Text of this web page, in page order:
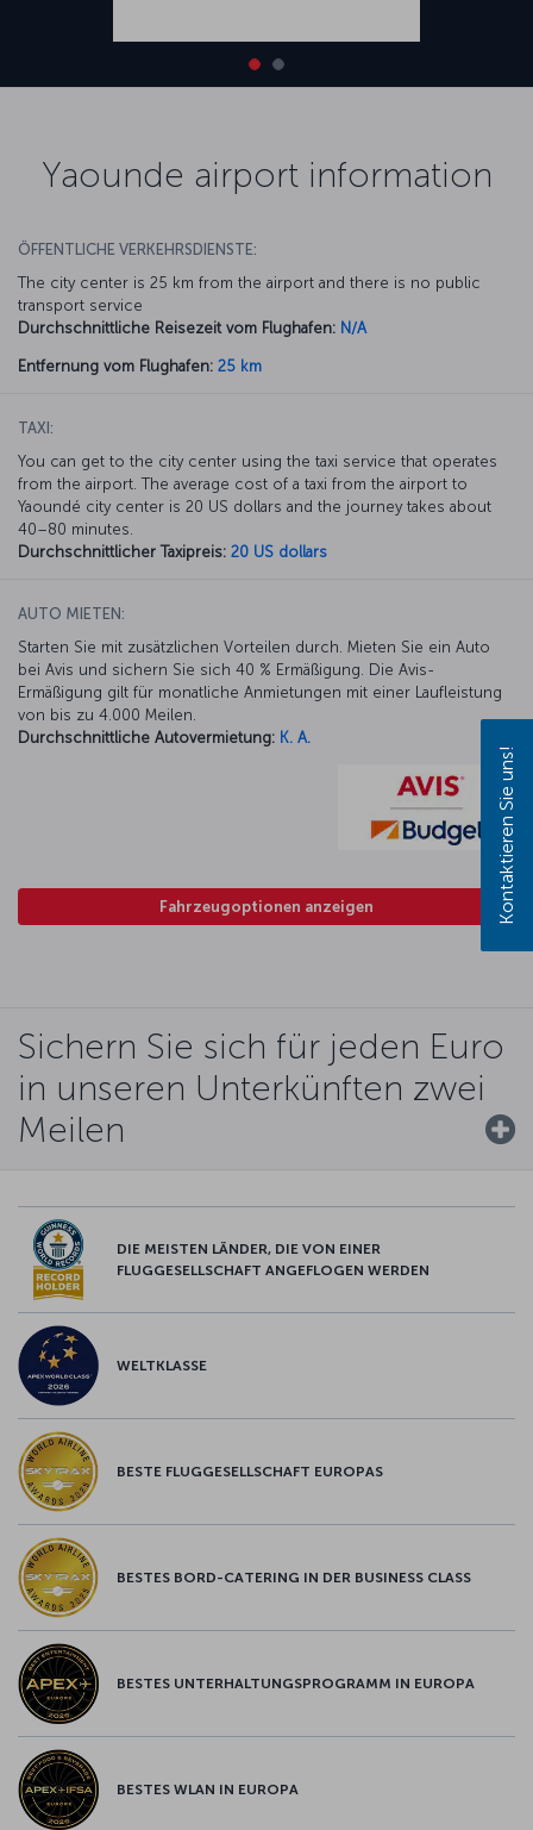
Yaounde airport information
ÖFFENTLICHE VERKEHRSDIENSTE:
The city center is 25 km from the airport and there is no public
transport service
Durchschnittliche Reisezeit vom Flughafen: N/A
Entfernung vom Flughafen: 25 km
TAXI:
You can get to the city center using the taxi service that operates
from the airport. The average cost of a taxi from the airport to
Yaoundé city center is 20 US dollars and the journey takes about
40–80 minutes.
Durchschnittlicher Taxipreis: 20 US dollars
AUTO MIETEN:
Starten Sie mit zusätzlichen Vorteilen durch. Mieten Sie ein Auto
bei Avis und sichern Sie sich 40 % Ermäßigung. Die Avis-
Ermäßigung gilt für monatliche Anmietungen mit einer Laufleistung
von bis zu 4.000 Meilen.
Durchschnittliche Autovermietung: K. A.
Fahrzeugoptionen anzeigen
Sichern Sie sich für jeden Euro
in unseren Unterkünften zwei
Meilen
DIE MEISTEN LÄNDER, DIE VON EINER
FLUGGESELLSCHAFT ANGEFLOGEN WERDEN
WELTKLASSE
BESTE FLUGGESELLSCHAFT EUROPAS
BESTES BORD-CATERING IN DER BUSINESS CLASS
BESTES UNTERHALTUNGSPROGRAMM IN EUROPA
BESTES WLAN IN EUROPA
Kontaktieren Sie uns!